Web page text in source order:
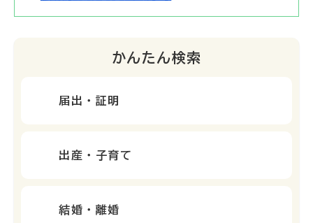
かんたん検索
届出・証明
出産・子育て
結婚・離婚